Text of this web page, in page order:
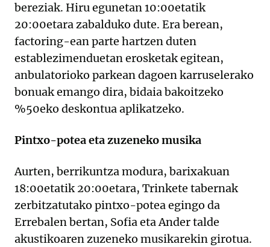
bereziak. Hiru egunetan 10:00etatik
20:00etara zabalduko dute. Era berean,
factoring-ean parte hartzen duten
establezimenduetan erosketak egitean,
anbulatorioko parkean dagoen karruselerako
bonuak emango dira, bidaia bakoitzeko
%50eko deskontua aplikatzeko.
Pintxo-potea eta zuzeneko musika
Aurten, berrikuntza modura, barixakuan
18:00etatik 20:00etara, Trinkete tabernak
zerbitzatutako pintxo-potea egingo da
Errebalen bertan, Sofia eta Ander talde
akustikoaren zuzeneko musikarekin girotua.